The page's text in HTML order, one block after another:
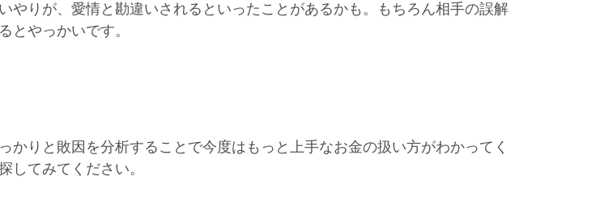
やりが、愛情と勘違いされるといったことがあるかも。もちろん相手の誤解
とやっかいです。
りと敗因を分析することで今度はもっと上手なお金の扱い方がわかってく
してみてください。